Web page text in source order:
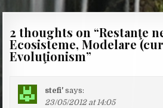
2 thoughts on “Restanţe
Ecosisteme, Modelare
Evoluţionism”
stefi' says:
23/05/2012 at 14:05